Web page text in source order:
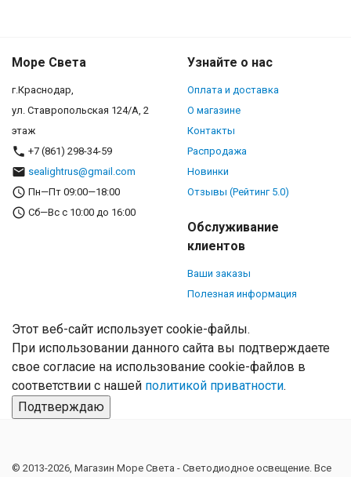
Море Света
г.Краснодар,
ул. Ставропольская 124/А, 2
этаж
+7 (861) 298-34-59
sealightrus@gmail.com
Пн—Пт 09:00—18:00
Сб—Вс с 10:00 до 16:00
Узнайте о нас
Оплата и доставка
О магазине
Контакты
Распродажа
Новинки
Отзывы (Рейтинг 5.0)
Обслуживание
клиентов
Ваши заказы
Полезная информация
Этот веб-сайт использует cookie-файлы.
При использовании данного сайта вы подтверждаете
свое согласие на использование cookie-файлов в
соответствии с нашей политикой приватности.
Подтверждаю
© 2013-2026, Магазин Море Света - Cветодиодное освещение. Все